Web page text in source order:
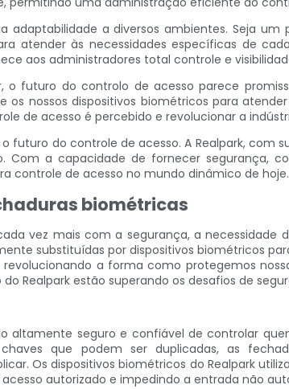
adaptabilidade a diversos ambientes. Seja
atender às necessidades específicas de
aos administradores total controle e
futuro do controlo de acesso parece
nossos dispositivos biométricos para
de acesso é percebido e revolucionar a
futuro do controle de acesso. A Realpark, com
a capacidade de fornecer segurança,
controle de acesso no mundo dinâmico de hoje.
biométricas
vez mais com a segurança, a necessidade
substituídas por dispositivos biométricos
a forma como protegemos
Realpark estão superando os desafios de
altamente seguro e confiável de controlar
que podem ser duplicadas, as
Os dispositivos biométricos do Realpark
autorizado e impedindo a entrada não